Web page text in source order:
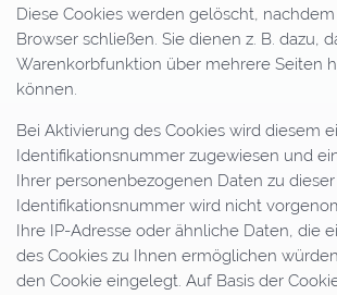
Diese Cookies werden gelöscht, nachdem
Browser schließen. Sie dienen z. B. dazu,
Warenkorbfunktion über mehrere Seiten
können.
Bei Aktivierung des Cookies wird diesem
Identifikationsnummer zugewiesen und
Ihrer personenbezogenen Daten zu dieser
Identifikationsnummer wird nicht
Ihre IP-Adresse oder ähnliche Daten, die
des Cookies zu Ihnen ermöglichen
den Cookie eingelegt. Auf Basis der